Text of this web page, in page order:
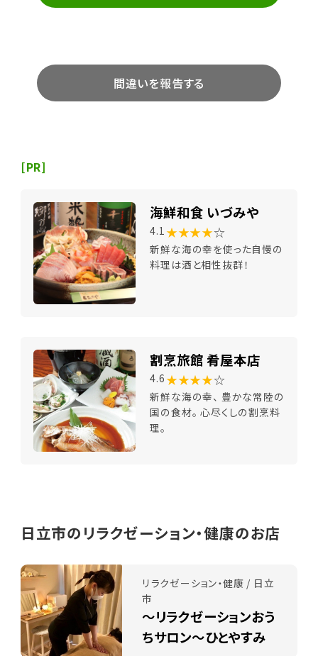
間違いを報告する
[PR]
海鮮和食 いづみや
4.1 ★★★★☆
新鮮な海の幸を使った自慢の
料理は酒と相性抜群！
割烹旅館 肴屋本店
4.6 ★★★★☆
新鮮な海の幸、 豊かな常陸の
国の食材。 心尽くしの割烹料
理。
日立市のリラクゼーション・健康のお店
リラクゼーション・健康 / 日立
市
～リラクゼーションおう
ちサロン～ひとやすみ